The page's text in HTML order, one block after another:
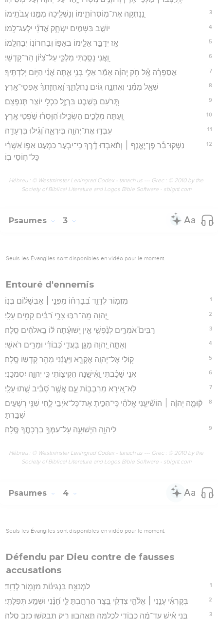
3 נְֽ֭נַתְּקָה אֶת־מֽוֹסְרוֹתֵ֑ימוֹ וְנַשְׁלִ֖יכָה מִמֶּ֣נּוּ עֲבֹתֵֽימוֹ׃
4 יוֹשֵׁ֣ב בַּשָּׁמַ֣יִם יִשְׂחָ֑ק אֲ֝דֹנָ֗י יִלְעַג־לָֽמוֹ׃
5 אָ֤ז יְדַבֵּ֣ר אֵלֵ֣ימוֹ בְאַפּ֑וֹ וּֽבַחֲרוֹנ֥וֹ יְבַהֲלֵֽמוֹ׃
6 וַ֭אֲנִי נָסַ֣כְתִּי מַלְכִּ֑י עַל־צִ֝יּ֗וֹן הַר־קָדְשִֽׁי׃
7 אֲסַפְּרָ֗ה אֶֽ֫ל חֹ֥ק יְֽהוָ֗ה אָמַ֘ר אֵלַ֥י בְּנִ֥י אַ֑תָּה אֲ֝נִ֗י הַיּ֥וֹם יְלִדְתִּֽיךָ׃
8 שְׁאַ֤ל מִמֶּ֗נִּי וְאֶתְּנָ֣ה ג֭וֹיִם נַחֲלָתֶ֑ךָ וַ֝אֲחֻזָּתְךָ֗ אַפְסֵי־אָֽרֶץ׃
9 תְּ֭רֹעֵם בְּשֵׁ֣בֶט בַּרְזֶ֑ל כִּכְלִ֖י יוֹצֵ֣ר תְּנַפְּצֵֽם׃
10 וְ֭עַתָּה מְלָכִ֣ים הַשְׂכִּ֑ילוּ הִ֝וָּסְר֗וּ שֹׁ֣פְטֵי אָֽרֶץ׃
11 עִבְד֣וּ אֶת־יְהוָ֣ה בְּיִרְאָ֑ה וְ֝גִ֗ילוּ בִּרְעָדָֽה׃
12
נַשְּׁקוּ־בַ֡ר פֶּן־יֶאֱנַ֤ף ׀ וְתֹ֬אבְדוּ דֶ֗רֶךְ כִּֽי־יִבְעַ֣ר כִּמְעַ֣ט אַפּ֑וֹ אַ֝שְׁרֵ֗י
כָּל־ח֥וֹסֵי בֽוֹ׃
Hébreu : © Westminster Leningrad Codex - tanach.us --- Grec : © 2010 by the
Society of Biblical Literature and Logos Bible Software - sblgnt.com
Psaumes 3
Seuls les Évangiles sont disponibles en vidéo pour le moment.
Entouré d'ennemis
1 מִזְמ֥וֹר לְדָוִ֑ד בְּ֝בָרְח֗וֹ מִפְּנֵ֤י ׀ אַבְשָׁל֬וֹם בְּנֽוֹ׃
2 יְ֭הוָה מָֽה־רַבּ֣וּ צָרָ֑י רַ֝בִּ֗ים קָמִ֥ים עָלָֽי׃
3 רַבִּים֮ אֹמְרִ֪ים לְנַ֫פְשִׁ֥י אֵ֤ין יְֽשׁוּעָ֓תָה לּ֬וֹ בֵֽאלֹהִ֬ים סֶֽלָה׃
4 וְאַתָּ֣ה יְ֭הוָה מָגֵ֣ן בַּעֲדִ֑י כְּ֝בוֹדִ֗י וּמֵרִ֥ים רֹאשִֽׁי׃
5 ק֭וֹלִי אֶל־יְהוָ֣ה אֶקְרָ֑א וַיַּֽעֲנֵ֨נִי מֵהַ֖ר קָדְשׁ֣וֹ סֶֽלָה׃
6 אֲנִ֥י שָׁכַ֗בְתִּי וָֽאִ֫ישָׁ֥נָה הֱקִיצ֑וֹתִי כִּ֖י יְהוָ֣ה יִסְמְכֵֽנִי׃
7 לֹֽא־אִ֭ירָא מֵרִבְב֥וֹת עָ֑ם אֲשֶׁ֥ר סָ֝בִ֗יב שָׁ֣תוּ עָלָֽי׃
8
ק֘וּמָ֤ה יְהוָ֨ה ׀ הוֹשִׁ֘יעֵ֤נִי אֱלֹהַ֗י כִּֽי־הִכִּ֣יתָ אֶת־כָּל־אֹיְבַ֣י לֶ֑חִי שִׁנֵּ֖י רְשָׁעִ֣ים
שִׁבַּֽרְתָּ׃
9 לַיהוָ֥ה הַיְשׁוּעָ֑ה עַֽל־עַמְּךָ֖ בִרְכָתֶ֣ךָ סֶּֽלָה׃
Hébreu : © Westminster Leningrad Codex - tanach.us --- Grec : © 2010 by the
Society of Biblical Literature and Logos Bible Software - sblgnt.com
Psaumes 4
Seuls les Évangiles sont disponibles en vidéo pour le moment.
Défendu par Dieu contre de fausses
accusations
1 לַמְנַצֵּ֥חַ בִּנְגִינ֗וֹת מִזְמ֥וֹר לְדָוִֽד׃
2 בְּקָרְאִ֡י עֲנֵ֤נִי ׀ אֱלֹ֘הֵ֤י צִדְקִ֗י בַּ֭צָּר הִרְחַ֣בְתָּ לִּ֑י חָ֝נֵּ֗נִי וּשְׁמַ֥ע תְּפִלָּתִֽי׃
3 בְּנֵ֥י אִ֡ישׁ עַד־מֶ֬ה כְבוֹדִ֣י לִ֭כְלִמָּה תֶּאֱהָב֣וּן רִ֑יק תְּבַקְשׁ֖וּ כָזָ֣ב סֶֽלָה׃